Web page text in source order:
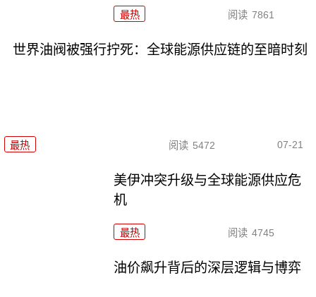
最热 阅读 7861
世界油阀被强行拧死：全球能源供应链的至暗时刻
最热 阅读 5472 07-21
美伊冲突升级与全球能源供应危
机
最热 阅读 4745
油价飙升背后的深层逻辑与博弈